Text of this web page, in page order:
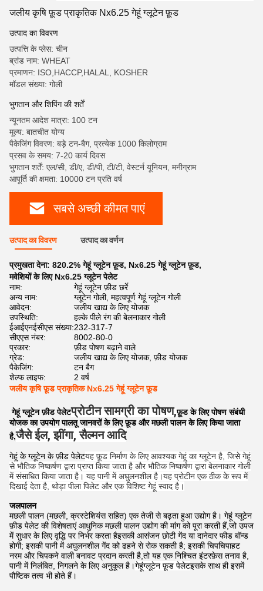
जलीय कृषि फ़ूड प्राकृतिक Nx6.25 गेहूं ग्लूटेन फ़ूड
उत्पाद का विवरण
उत्पत्ति के प्लेस: चीन
ब्रांड नाम: WHEAT
प्रमाणन: ISO,HACCP,HALAL, KOSHER
मॉडल संख्या: गोली
भुगतान और शिपिंग की शर्तें
न्यूनतम आदेश मात्रा: 100 टन
मूल्य: बातचीत योग्य
पैकेजिंग विवरण: बड़े टन-बैग, प्रत्येक 1000 किलोग्राम
प्रसव के समय: 7-20 कार्य दिवस
भुगतान शर्तें: एल/सी, डी/ए, डी/पी, टी/टी, वेस्टर्न यूनियन, मनीग्राम
आपूर्ति की क्षमता: 10000 टन प्रति वर्ष
सबसे अच्छी कीमत पाएं
उत्पाद का विवरण उत्पाद का वर्णन
प्रमुखता देना: 820.2% गेहूं ग्लूटेन फ़ूड, Nx6.25 गेहूं ग्लूटेन फ़ूड,
मवेशियों के लिए Nx6.25 ग्लूटेन पेलेट
नाम:
गेहूं ग्लूटेन फ़ीड छर्रे
अन्य नाम:
ग्लूटेन गोली, महत्वपूर्ण गेहूं ग्लूटेन गोली
आवेदन:
जलीय खाद्य के लिए योजक
उपस्थिति:
हल्के पीले रंग की बेलनाकार गोली
ईआईएनईसीएस संख्या:232-317-7
सीएएस नंबर:
8002-80-0
प्रकार:
फ़ीड पोषण बढ़ाने वाले
ग्रेड:
जलीय खाद्य के लिए योजक, फ़ीड योजक
पैकेजिंग:
टन बैग
शेल्फ लाइफ:
2 वर्ष
जलीय कृषि फ़ूड प्राकृतिक Nx6.25 गेहूं ग्लूटेन फ़ूड
गेहूं ग्लूटेन फ़ीड पेलेटप्रोटीन सामग्री का पोषण,फ़ूड के लिए पोषण संबंधी
योजक का उपयोग पालतू जानवरों के लिए फ़ूड और मछली पालन के लिए किया जाता
है,जैसे ईल, झींगा, सैल्मन आदि
गेहूं के ग्लूटेन के फ़ीड पेलेटयह फ़ूड निर्माण के लिए आवश्यक गेहूं का ग्लूटेन है, जिसे गेहूं
से भौतिक निष्कर्षण द्वारा प्राप्त किया जाता है और भौतिक निष्कर्षण द्वारा बेलनाकार गोली
में संसाधित किया जाता है। यह पानी में अघुलनशील है।यह प्रोटीन एक ठीक के रूप में
दिखाई देता है, थोड़ा पीला पिलेट और एक विशिष्ट गेहूं स्वाद है।
जलपालन
मछली पालन (मछली, क्रस्टेशियंस सहित) एक तेजी से बढ़ता हुआ उद्योग है। गेहूं ग्लूटेन
फ़ीड पेलेट की विशेषताएं आधुनिक मछली पालन उद्योग की मांग को पूरा करती हैं,जो उपज
में सुधार के लिए वृद्धि पर निर्भर करता हैइसकी आसंजन छोटी गेंद या दानेदार फीड बॉन्ड
होगी; इसकी पानी में अघुलनशील गेंद को ढहने से रोक सकती है; इसकी चिपचिपाहट
नरम और चिपकने वाली बनावट प्रदान करती है,तो यह एक निश्चित इंटरफ़ेस तनाव है,
पानी में निलंबित, निगलने के लिए अनुकूल है।गेहूंग्लूटेन फ़ूड पेलेटइसके साथ ही इसमें
पौष्टिक तत्व भी होते हैं।